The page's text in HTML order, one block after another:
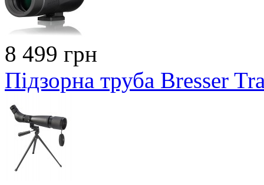
8 499 грн
Підзорна труба Bresser